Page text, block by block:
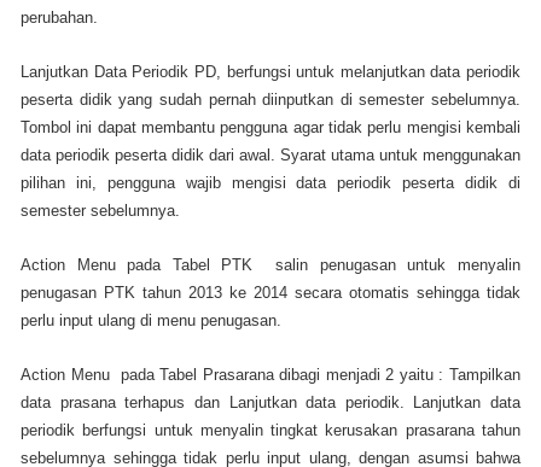
perubahan.
Lanjutkan Data Periodik PD, berfungsi untuk melanjutkan data periodik
peserta didik yang sudah pernah diinputkan di semester sebelumnya.
Tombol ini dapat membantu pengguna agar tidak perlu mengisi kembali
data periodik peserta didik dari awal. Syarat utama untuk menggunakan
pilihan ini, pengguna wajib mengisi data periodik peserta didik di
semester sebelumnya.
Action Menu pada Tabel PTK salin penugasan untuk menyalin
penugasan PTK tahun 2013 ke 2014 secara otomatis sehingga tidak
perlu input ulang di menu penugasan.
Action Menu pada Tabel Prasarana dibagi menjadi 2 yaitu : Tampilkan
data prasana terhapus dan Lanjutkan data periodik. Lanjutkan data
periodik berfungsi untuk menyalin tingkat kerusakan prasarana tahun
sebelumnya sehingga tidak perlu input ulang, dengan asumsi bahwa